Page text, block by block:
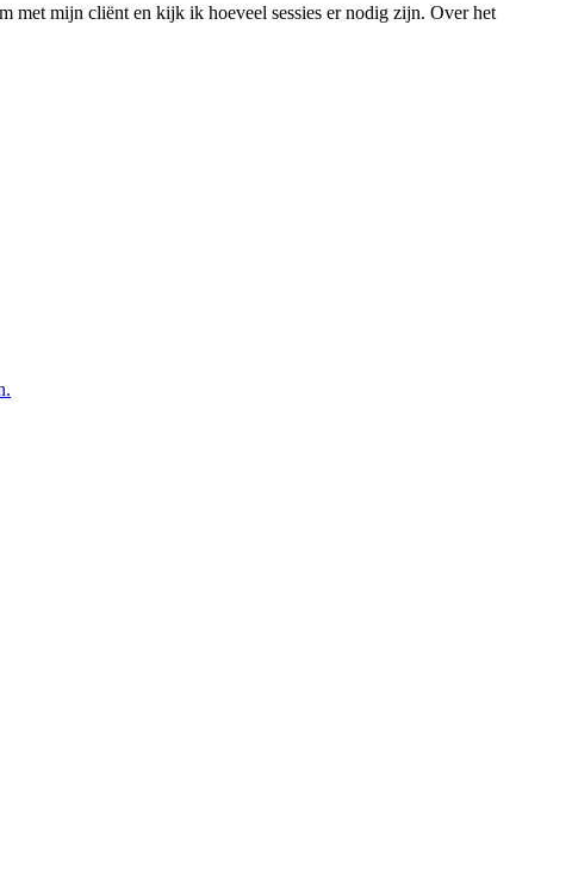
met mijn cliënt en kijk ik hoeveel sessies er nodig zijn. Over het